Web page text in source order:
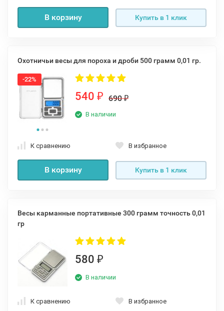
В корзину Купить в 1 клик
Охотничьи весы для пороха и дроби 500 грамм 0,01 гр.
-22%
540 ₽ 690₽
В наличии
К сравнению В избранное
В корзину Купить в 1 клик
Весы карманные портативные 300 грамм точность 0,01
гр
580 ₽
В наличии
К сравнению В избранное